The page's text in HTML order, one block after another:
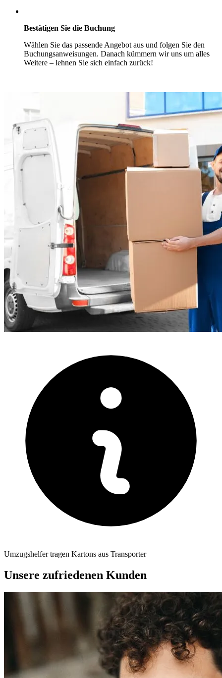
Bestätigen Sie die Buchung
Wählen Sie das passende Angebot aus und folgen Sie den
Buchungsanweisungen. Danach kümmern wir uns um alles
Weitere – lehnen Sie sich einfach zurück!
Umzugshelfer tragen Kartons aus Transporter
Unsere zufriedenen Kunden